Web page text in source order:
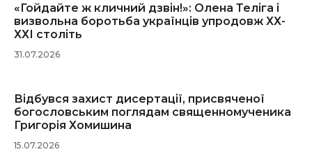
«Гойдайте ж кличний дзвін!»: Олена Теліга і
визвольна боротьба українців упродовж ХХ-
ХХІ століть
31.07.2026
Відбувся захист дисертації, присвяченої
богословським поглядам священномученика
Григорія Хомишина
15.07.2026